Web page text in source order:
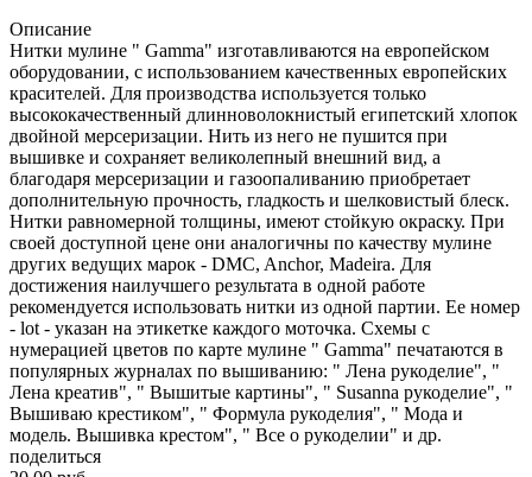
Описание
Нитки мулине " Gamma" изготавливаются на европейском
оборудовании, с использованием качественных европейских
красителей. Для производства используется только
высококачественный длинноволокнистый египетский хлопок
двойной мерсеризации. Нить из него не пушится при
вышивке и сохраняет великолепный внешний вид, а
благодаря мерсеризации и газоопаливанию приобретает
дополнительную прочность, гладкость и шелковистый блеск.
Нитки равномерной толщины, имеют стойкую окраску. При
своей доступной цене они аналогичны по качеству мулине
других ведущих марок - DMC, Anchor, Madeira. Для
достижения наилучшего результата в одной работе
рекомендуется использовать нитки из одной партии. Ее номер
- lot - указан на этикетке каждого моточка. Схемы с
нумерацией цветов по карте мулине " Gamma" печатаются в
популярных журналах по вышиванию: " Лена рукоделие", "
Лена креатив", " Вышитые картины", " Susanna рукоделие", "
Вышиваю крестиком", " Формула рукоделия", " Мода и
модель. Вышивка крестом", " Все о рукоделии" и др.
поделиться